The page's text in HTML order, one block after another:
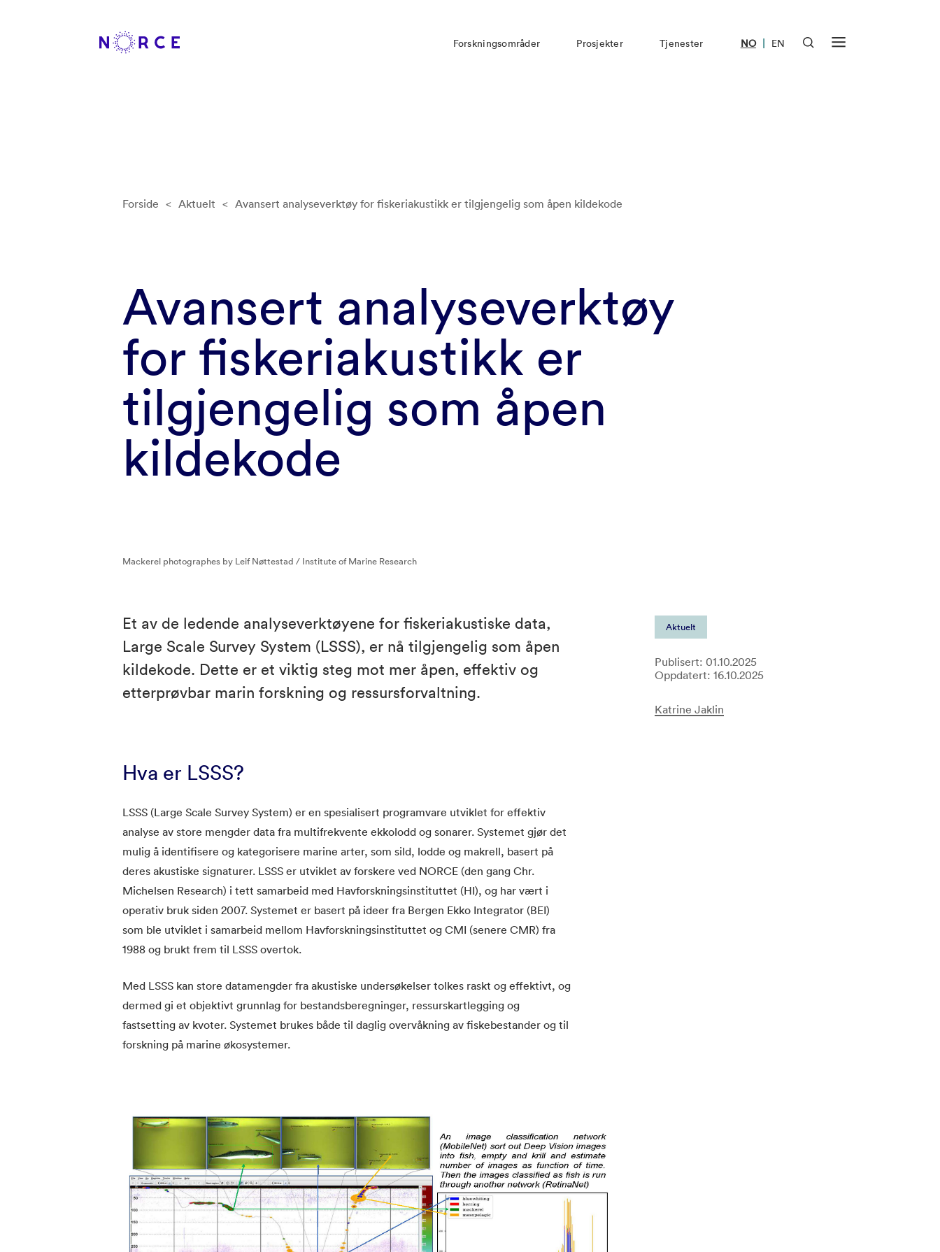
Forskningsområder Prosjekter Tjenester NO | EN
Forside < Aktuelt < Avansert analyseverktøy for fiskeriakustikk er tilgjengelig som åpen kildekode
Avansert analyseverktøy
for fiskeriakustikk er
tilgjengelig som åpen
kildekode
Mackerel photographes by Leif Nøttestad / Institute of Marine Research
Aktuelt
Publisert: 01.10.2025
Oppdatert: 16.10.2025
Katrine Jaklin
Et av de ledende analyseverktøyene for fiskeriakustiske data,
Large Scale Survey System (LSSS), er nå tilgjengelig som åpen
kildekode. Dette er et viktig steg mot mer åpen, effektiv og
etterprøvbar marin forskning og ressursforvaltning.
Hva er LSSS?
LSSS (Large Scale Survey System) er en spesialisert programvare utviklet for effektiv
analyse av store mengder data fra multifrekvente ekkolodd og sonarer. Systemet gjør det
mulig å identifisere og kategorisere marine arter, som sild, lodde og makrell, basert på
deres akustiske signaturer. LSSS er utviklet av forskere ved NORCE (den gang Chr.
Michelsen Research) i tett samarbeid med Havforskningsinstituttet (HI), og har vært i
operativ bruk siden 2007. Systemet er basert på ideer fra Bergen Ekko Integrator (BEI)
som ble utviklet i samarbeid mellom Havforskningsinstituttet og CMI (senere CMR) fra
1988 og brukt frem til LSSS overtok.
Med LSSS kan store datamengder fra akustiske undersøkelser tolkes raskt og effektivt, og
dermed gi et objektivt grunnlag for bestandsberegninger, ressurskartlegging og
fastsetting av kvoter. Systemet brukes både til daglig overvåkning av fiskebestander og til
forskning på marine økosystemer.